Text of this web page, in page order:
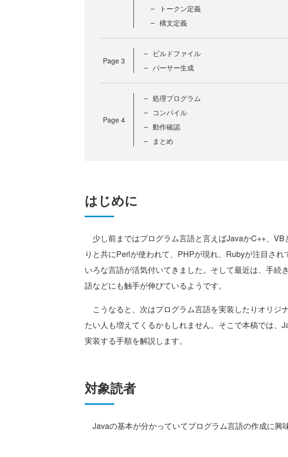
トークン定義
構文定義
Page 3
ビルドファイル
パーサー生成
Page 4
処理プログラム
コンパイル
動作確認
まとめ
はじめに
少し前まではプログラム言語と言えばJavaかC++、VB
りと共にPerlが使われて、PHPが現れ、Rubyが注目さ
いろな言語が活気付いてきました。そして最近は、手続
語などにも触手が伸びているようです。
こうなると、次はプログラム言語を実装したりオリジ
たい人も増えてくるかもしれません。そこで本稿では、
実装する手順を解説します。
対象読者
Javaの基本が分かっていてプログラム言語の作成に興